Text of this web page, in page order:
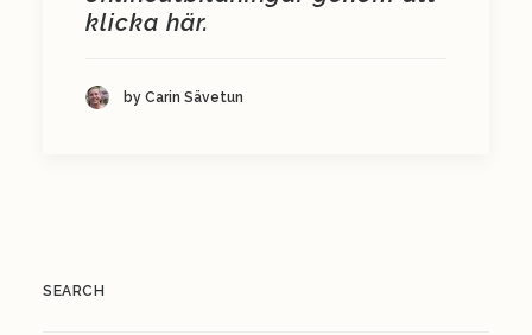
klicka här.
by Carin Sävetun
SEARCH